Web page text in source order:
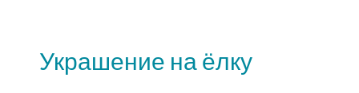
Украшение на ёлку